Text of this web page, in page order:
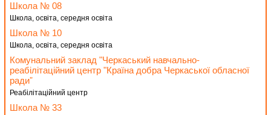
Школа № 08
Школа, освіта, середня освіта
Школа № 10
Школа, освіта, середня освіта
Комунальний заклад "Черкаський навчально-
реабілітаційний центр "Країна добра Черкаської обласної
радиˮ
Реабілітаційний центр
Школа № 33